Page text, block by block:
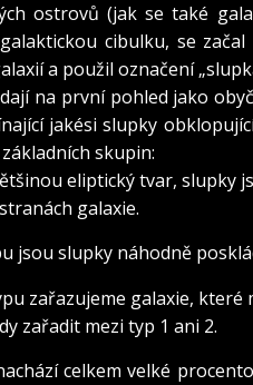
ostrovů (jak se také
cibulku, se
a použil označení
na první pohled jako
jakési slupky
skupin:
eliptický tvar, slupky
galaxie.
jsou slupky náhodně
zařazujeme galaxie,
zařadit mezi typ 1 ani 2.
celkem velké